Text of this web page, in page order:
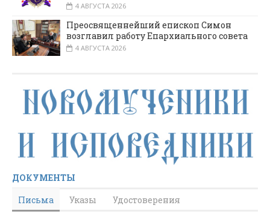
4 АВГУСТА 2026
Преосвященнейший епископ Симон
возглавил работу Епархиального совета
4 АВГУСТА 2026
ДОКУМЕНТЫ
Письма
Указы Удостоверения